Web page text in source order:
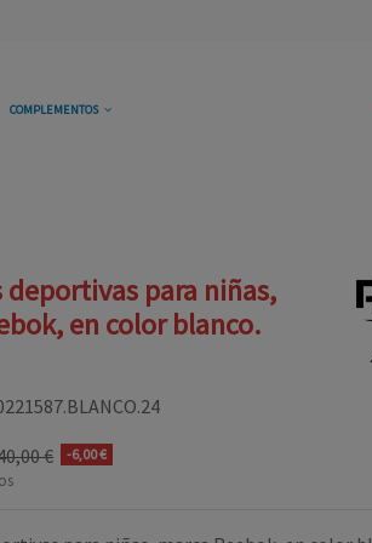
COMPLEMENTOS
para niñas,
en color blanco.
€ -6,00 €